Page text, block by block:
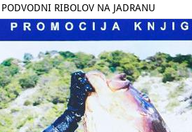
PODVODNI RIBOLOV NA JADRANU